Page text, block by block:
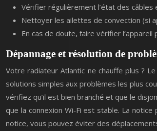
Vérifier régulièrement l’état des câbles
Nettoyer les ailettes de convection (si
En cas de doute, faire vérifier l’appareil
Dépannage et résolution de
Votre radiateur Atlantic ne chauffe plus ?
solutions simples aux problèmes les plus
vérifiez qu’il est bien branché et que le
que la connexion Wi-Fi est stable. La
notice, vous pouvez éviter des